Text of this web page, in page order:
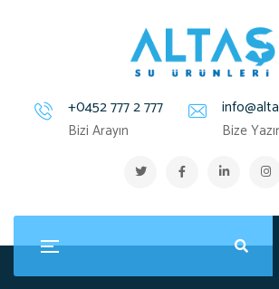
+0452 777 2 777
Bizi Arayın Bize